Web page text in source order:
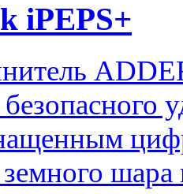
iPEPS+
шара